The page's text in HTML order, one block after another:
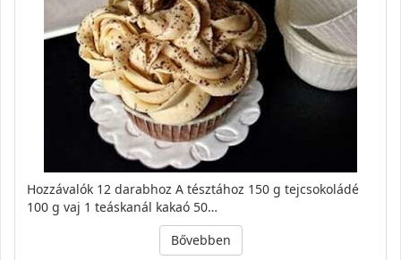
Hozzávalók 12 darabhoz A tésztához 150 g tejcsokoládé
100 g vaj 1 teáskanál kakaó 50…
Bővebben